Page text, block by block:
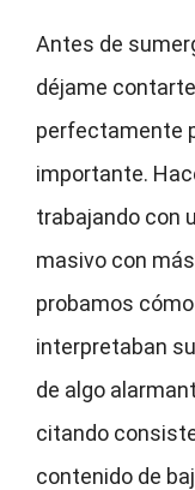
Antes de
déjame
perfectamente
importante.
trabajando con
masivo con
probamos
interpretaban
de algo
citando
contenido de